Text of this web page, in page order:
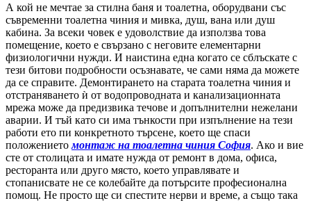
А кой не мечтае за стилна баня и тоалетна, оборудвани със
съвременни тоалетна чиния и мивка, душ, вана или душ
кабина. За всеки човек е удоволствие да използва това
помещение, което е свързано с неговите елементарни
физиологични нужди. И наистина една когато се сблъскате с
тези битови подробности осъзнавате, че сами няма да можете
да се справите. Демонтирането на старата тоалетна чиния и
отстраняването ѝ от водопроводната и канализационната
мрежа може да предизвика течове и допълнителни нежелани
аварии. И тъй като си има тънкости при изпълнение на тези
работи ето пи конкретното търсене, което ще спаси
положениетомонтаж на тоалетна чиния София. Ако и вие
сте от столицата и имате нужда от ремонт в дома, офиса,
ресторанта или друго място, което управлявате и
стопанисвате не се колебайте да потърсите професионална
помощ. Не просто ще си спестите нерви и време, а също така